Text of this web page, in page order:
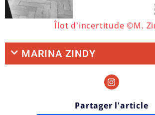
Îlot d'incertitude ©M.
MARINA ZINDY
Partager l'article